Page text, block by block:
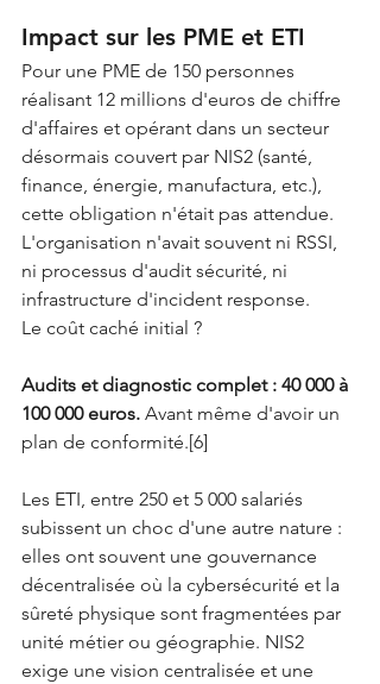
Impact sur les PME et ETI
Pour une PME de 150 personnes
réalisant 12 millions d'euros de chiffre
d'affaires et opérant dans un secteur
désormais couvert par NIS2 (santé,
finance, énergie, manufactura, etc.),
cette obligation n'était pas attendue.
L'organisation n'avait souvent ni RSSI,
ni processus d'audit sécurité, ni
infrastructure d'incident response.
Le coût caché initial ?
Audits et diagnostic complet : 40 000 à
100 000 euros. Avant même d'avoir un
plan de conformité.[6]
Les ETI, entre 250 et 5 000 salariés
subissent un choc d'une autre nature :
elles ont souvent une gouvernance
décentralisée où la cybersécurité et la
sûreté physique sont fragmentées par
unité métier ou géographie. NIS2
exige une vision centralisée et une